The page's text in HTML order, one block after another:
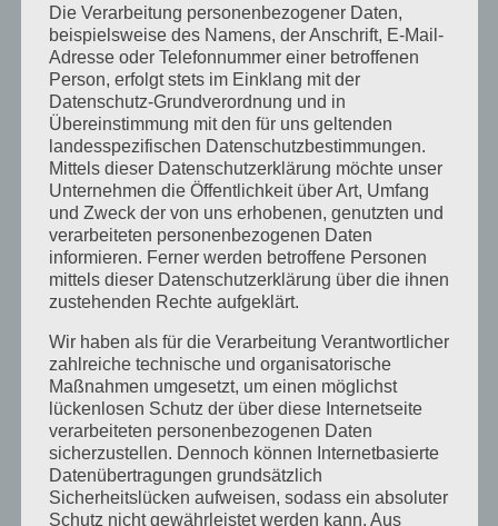
November 2023
Oktober 2023
September 2023
Juli 2023
Juni 2023
Mai 2023
April 2023
März 2023
Februar 2023
Dezember 2022
November 2022
Oktober 2022
September 2022
Die Verarbeitung personenbezogener Daten,
beispielsweise des Namens, der Anschrift, E-Mail-
Adresse oder Telefonnummer einer betroffenen
Person, erfolgt stets im Einklang mit der
Datenschutz-Grundverordnung und in
Übereinstimmung mit den für uns geltenden
landesspezifischen Datenschutzbestimmungen.
Mittels dieser Datenschutzerklärung möchte unser
Unternehmen die Öffentlichkeit über Art, Umfang
und Zweck der von uns erhobenen, genutzten und
verarbeiteten personenbezogenen Daten
informieren. Ferner werden betroffene Personen
mittels dieser Datenschutzerklärung über die ihnen
zustehenden Rechte aufgeklärt.
Wir haben als für die Verarbeitung Verantwortlicher
zahlreiche technische und organisatorische
Maßnahmen umgesetzt, um einen möglichst
lückenlosen Schutz der über diese Internetseite
verarbeiteten personenbezogenen Daten
sicherzustellen. Dennoch können Internetbasierte
Datenübertragungen grundsätzlich
Sicherheitslücken aufweisen, sodass ein absoluter
Schutz nicht gewährleistet werden kann. Aus